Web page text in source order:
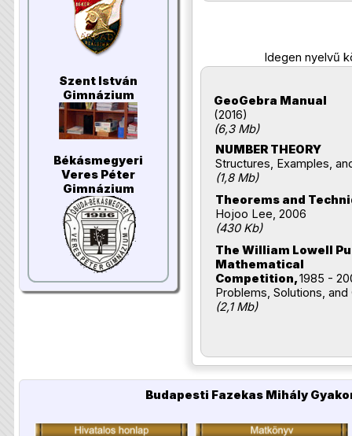
Szent István
Gimnázium
Békásmegyeri
Veres Péter
Gimnázium
Idegen nyelvű
GeoGebra Manual
(2016)
(6,3 Mb)
NUMBER THEORY
Structures, Examples,
(1,8 Mb)
Theorems and
Hojoo Lee, 2006
(430 Kb)
The William Lowell
Mathematical
Competition,1985 -
Problems, Solutions,
(2,1 Mb)
Budapesti Fazekas Mihály